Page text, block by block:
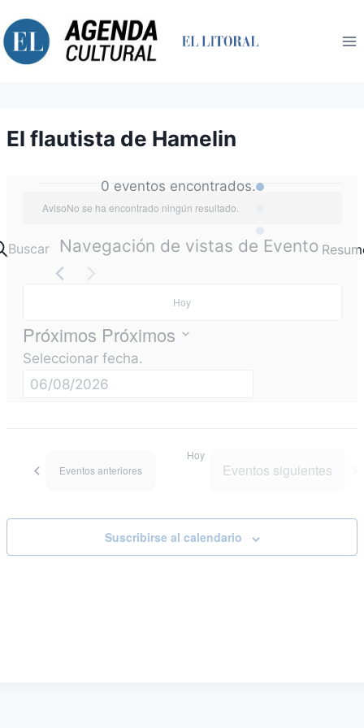
al
contenido
El flautista de Hamelin
0 eventos encontrados.
Eventos
AvisoNo se ha encontrado ningún resultado.
Buscar Navegación de vistas de Evento
Hoy
Próximos Próximos
Seleccionar fecha.
Eventosanteriores
Hoy
Eventos siguientes
Suscribirse al calendario